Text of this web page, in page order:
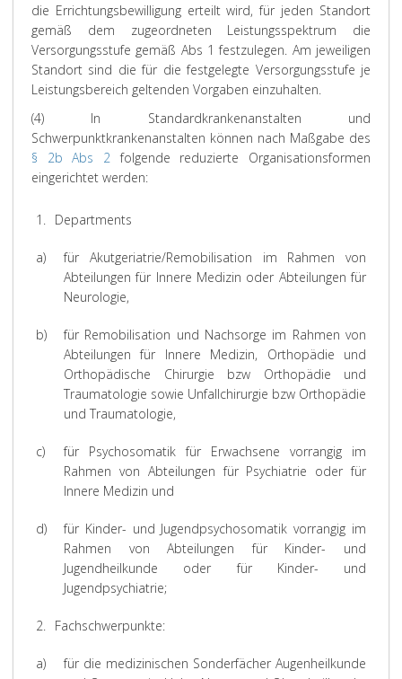
die Errichtungsbewilligung erteilt wird, für jeden Standort
gemäß dem zugeordneten Leistungsspektrum die
Versorgungsstufe gemäß Abs 1 festzulegen. Am jeweiligen
Standort sind die für die festgelegte Versorgungsstufe je
Leistungsbereich geltenden Vorgaben einzuhalten.
(4) In Standardkrankenanstalten und
Schwerpunktkrankenanstalten können nach Maßgabe des
§ 2b Abs 2folgende reduzierte Organisationsformen
eingerichtet werden:
1. Departments
a)
für Akutgeriatrie/Remobilisation im Rahmen von
Abteilungen für Innere Medizin oder Abteilungen für
Neurologie,
b)
für Remobilisation und Nachsorge im Rahmen von
Abteilungen für Innere Medizin, Orthopädie und
Orthopädische Chirurgie bzw Orthopädie und
Traumatologie sowie Unfallchirurgie bzw Orthopädie
und Traumatologie,
c)
für Psychosomatik für Erwachsene vorrangig im
Rahmen von Abteilungen für Psychiatrie oder für
Innere Medizin und
d)
für Kinder- und Jugendpsychosomatik vorrangig im
Rahmen von Abteilungen für Kinder- und
Jugendheilkunde oder für Kinder- und
Jugendpsychiatrie;
2. Fachschwerpunkte:
a)
für die medizinischen Sonderfächer Augenheilkunde